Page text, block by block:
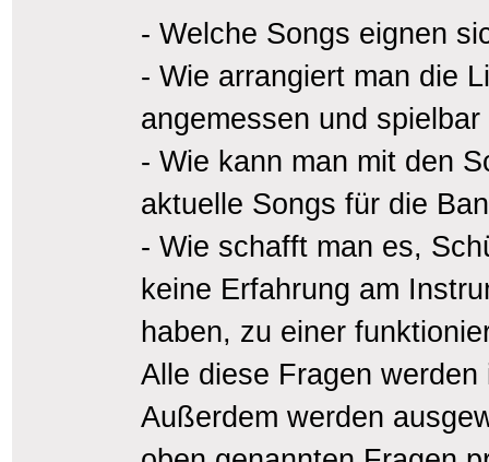
- Welche Songs eignen
- Wie arrangiert man die
angemessen und spielbar
- Wie kann man mit den
aktuelle Songs für die
- Wie schafft man es,
keine Erfahrung am
haben, zu einer
Alle diese Fragen
Außerdem werden